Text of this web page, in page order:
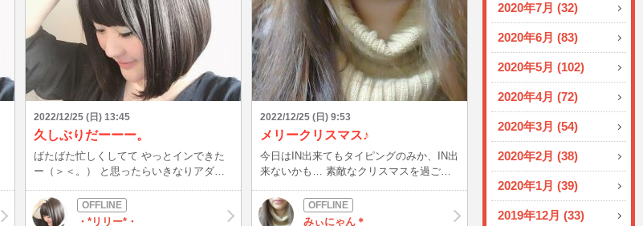
2020年7月 (32)
2020年6月 (83)
2020年5月 (102)
2020年4月 (72)
2020年3月 (54)
2020年2月 (38)
2020年1月 (39)
2019年12月 (33)
2022/12/25 (日) 13:45
久しぶりだーーー。
ばたばた忙しくしてて やっとインできた
ー（＞＜。） と思ったらいきなりアダル
ダだよ〜（＞＜。） お話ならどこまでで
も大丈夫だけどねwww インできない間メ
・*リリー*・
2022/12/25 (日) 9:53
メリークリスマス♪
今日はIN出来てもタイピングのみか、IN出
来ないかも… 素敵なクリスマスを過ごし
みぃにゃん＊